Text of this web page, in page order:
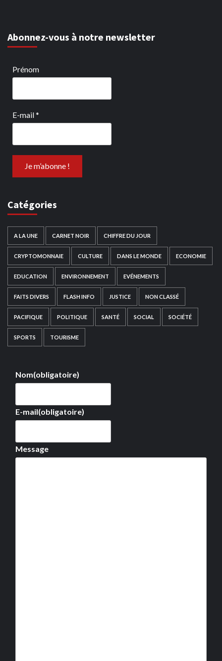
Abonnez-vous à notre newsletter
Prénom
E-mail*
Catégories
A LA UNE CARNET NOIR CHIFFRE DU JOUR
CRYPTOMONNAIE CULTURE DANS LE MONDE ECONOMIE
EDUCATION ENVIRONNEMENT EVÉNEMENTS
FAITS DIVERS FLASH INFO JUSTICE NON CLASSÉ
PACIFIQUE POLITIQUE SANTÉ SOCIAL SOCIÉTÉ
SPORTS TOURISME
Nom(obligatoire)
E-mail(obligatoire)
Message